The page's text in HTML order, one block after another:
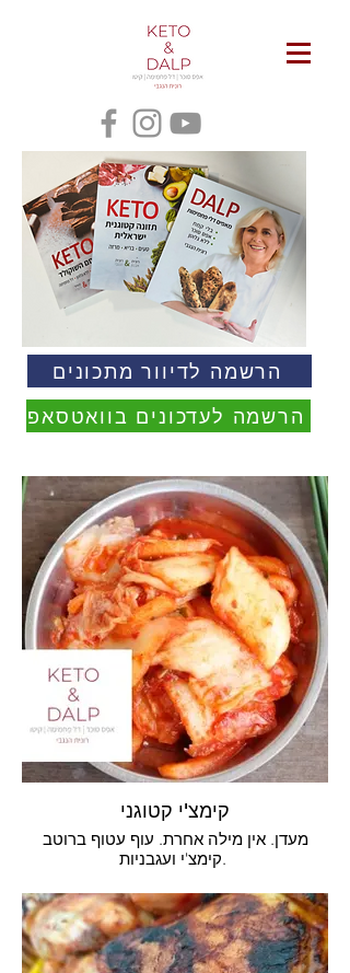
הרשמה לדיוור מתכונים
הרשמה לעדכונים בוואטסאפ
קימצ'י קטוגני
מעדן. אין מילה אחרת. עוף עטוף ברוטב
קימצ'י ועגבניות.